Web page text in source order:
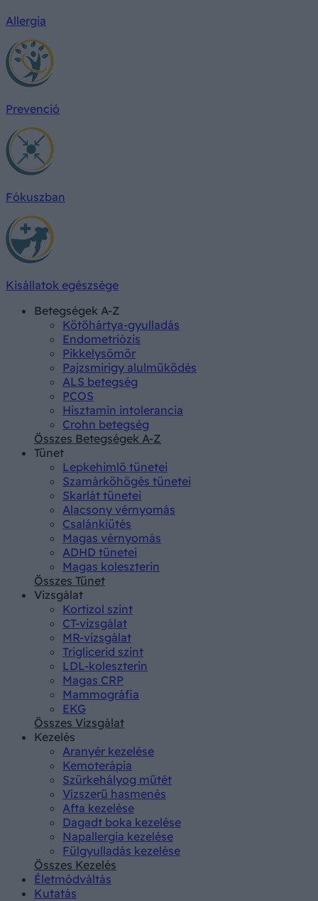
Allergia
Prevenció
Fókuszban
Kisállatok egészsége
Betegségek A-Z
Kötőhártya-gyulladás
Endometriózis
Pikkelysömör
Pajzsmirigy alulműködés
ALS betegség
PCOS
Hisztamin intolerancia
Crohn betegség
Összes Betegségek A-Z
Tünet
Lepkehimlő tünetei
Szamárköhögés tünetei
Skarlát tünetei
Alacsony vérnyomás
Csalánkiütés
Magas vérnyomás
ADHD tünetei
Magas koleszterin
Összes Tünet
Vizsgálat
Kortizol szint
CT-vizsgálat
MR-vizsgálat
Triglicerid szint
LDL-koleszterin
Magas CRP
Mammográfia
EKG
Összes Vizsgálat
Kezelés
Aranyér kezelése
Kemoterápia
Szürkehályog műtét
Vízszerű hasmenés
Afta kezelése
Dagadt boka kezelése
Napallergia kezelése
Fülgyulladás kezelése
Összes Kezelés
Életmódváltás
Kutatás